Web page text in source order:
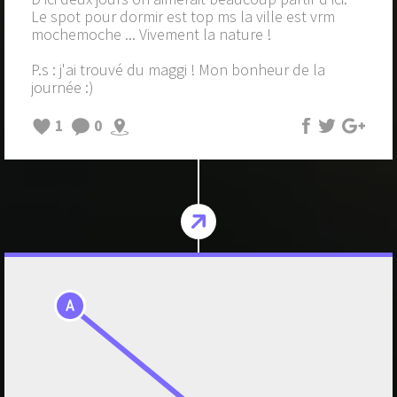
Le spot pour dormir est top ms la ville est vrm
mochemoche ... Vivement la nature !
P.s : j'ai trouvé du maggi ! Mon bonheur de la
journée :)
1
0
A